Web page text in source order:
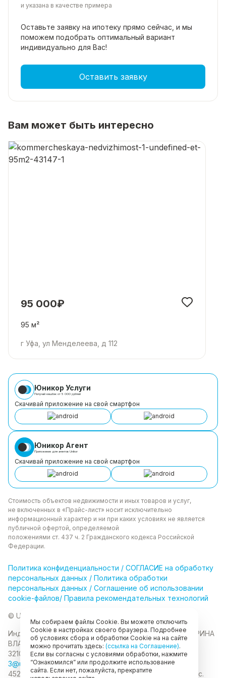
Ломбард Залоговая касса Мини-шоурум для B2B
Общая площадь: 95 кв. М. Стоимость аренды: 150
000 руб. /мес.
Звоните, чтобы посмотреть помещение и начать
свой бизнес в лучшем месте города!
и указана в качестве примера
Оставьте заявку на ипотеку прямо сейчас, и мы
поможем подобрать оптимальный вариант
индивидуально для Вас!
Оставить заявку
Вам может быть интересно
95 000₽
95 м²
г Уфа, ул Менделеева, д 112
Юникор Услуги
Получай кешбэк от 5 000 рублей
Скачивай приложение на свой смартфон
Юникор Агент
Приложение для агентов Unikor
Скачивай приложение на свой смартфон
Стоимость объектов недвижимости и иных товаров и услуг,
не включенных в «Прайс-лист» носит исключительно
информационный характер и ни при каких условиях не является
публичной офертой, определяемой
положениями ст. 437 ч. 2 Гражданского кодекса Российской
Федерации.
Политика конфиденциальности / СОГЛАСИЕ на обработку
персональных данных / Политика обработки
персональных данных / Соглашение об использовании
cookie-файлов/ Правила рекомендательных технологий
© Unikor 2026
Индивидуальный предприниматель КОЛОМАСОВА ИРИНА
ВЛАДИМИРОВНАИНН 022403630403 ОГРНИП
321028000134889
3@unikor.company
452410, Республика Башкортостан, Иглинский район, с.
Мы собираем файлы Cookie. Вы можете отключить
Cookie в настройках своего браузера. Подробнее
об условиях сбора и обработки Cookie на на сайте
можно прочитать здесь: (ссылка на Соглашение).
Если вы согласны с условиями обработки, нажмите
“Ознакомился” или продолжите использование
сайта. Если нет, пожалуйста, прекратите